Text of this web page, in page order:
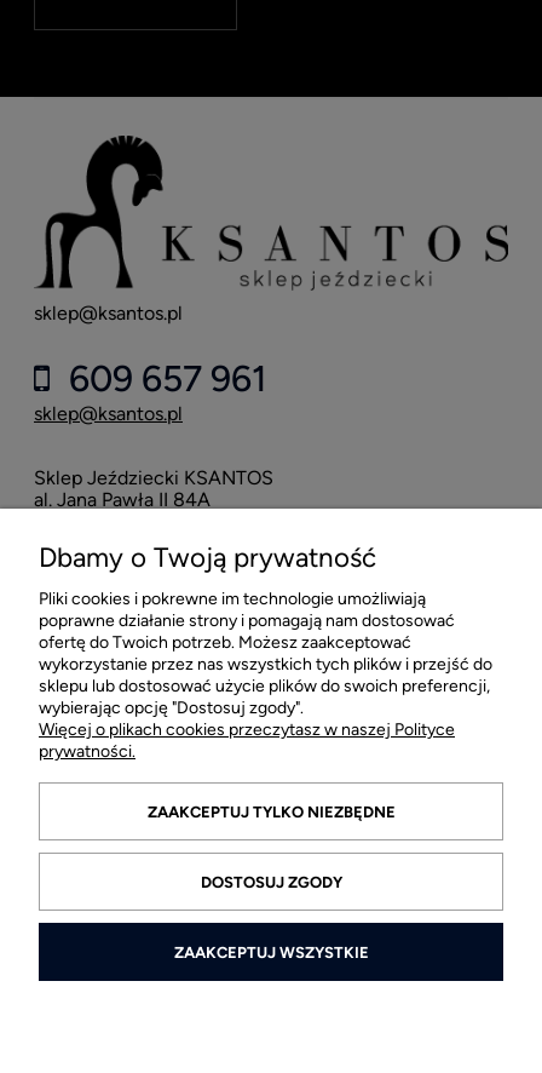
sklep@ksantos.pl
609 657 961
sklep@ksantos.pl
Sklep Jeździecki KSANTOS
al. Jana Pawła II 84A
POMOC
MOJE KONTO
PŁATNOŚCI I DOSTAWA
INFORMACJE
Dbamy o Twoją prywatność
Pliki cookies i pokrewne im technologie umożliwiają
poprawne działanie strony i pomagają nam dostosować
ofertę do Twoich potrzeb. Możesz zaakceptować
wykorzystanie przez nas wszystkich tych plików i przejść do
sklepu lub dostosować użycie plików do swoich preferencji,
wybierając opcję "Dostosuj zgody".
Więcej o plikach cookies przeczytasz w naszej Polityce
prywatności.
ZAAKCEPTUJ TYLKO NIEZBĘDNE
DOSTOSUJ ZGODY
ZAAKCEPTUJ WSZYSTKIE